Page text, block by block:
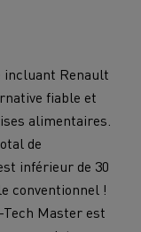
incluant Renault
fiable et
alimentaires.
de
inférieur de 30
conventionnel !
Master est